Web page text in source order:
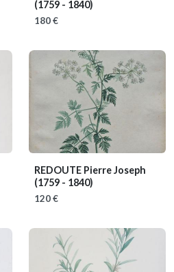
(1759 - 1840)
180 €
REDOUTE Pierre Joseph
(1759 - 1840)
120 €